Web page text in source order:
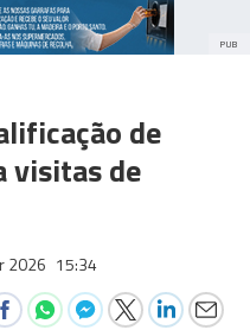
PUB
de
visitas de
2026 15:34